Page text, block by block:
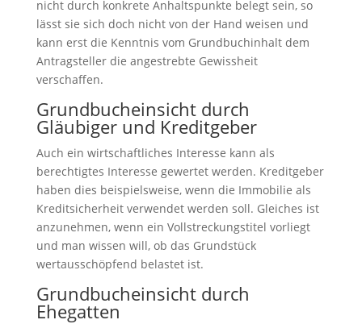
nicht durch konkrete Anhaltspunkte belegt sein, so
lässt sie sich doch nicht von der Hand weisen und
kann erst die Kenntnis vom Grundbuchinhalt dem
Antragsteller die angestrebte Gewissheit
verschaffen.
Grundbucheinsicht durch
Gläubiger und Kreditgeber
Auch ein wirtschaftliches Interesse kann als
berechtigtes Interesse gewertet werden. Kreditgeber
haben dies beispielsweise, wenn die Immobilie als
Kreditsicherheit verwendet werden soll. Gleiches ist
anzunehmen, wenn ein Vollstreckungstitel vorliegt
und man wissen will, ob das Grundstück
wertausschöpfend belastet ist.
Grundbucheinsicht durch
Ehegatten